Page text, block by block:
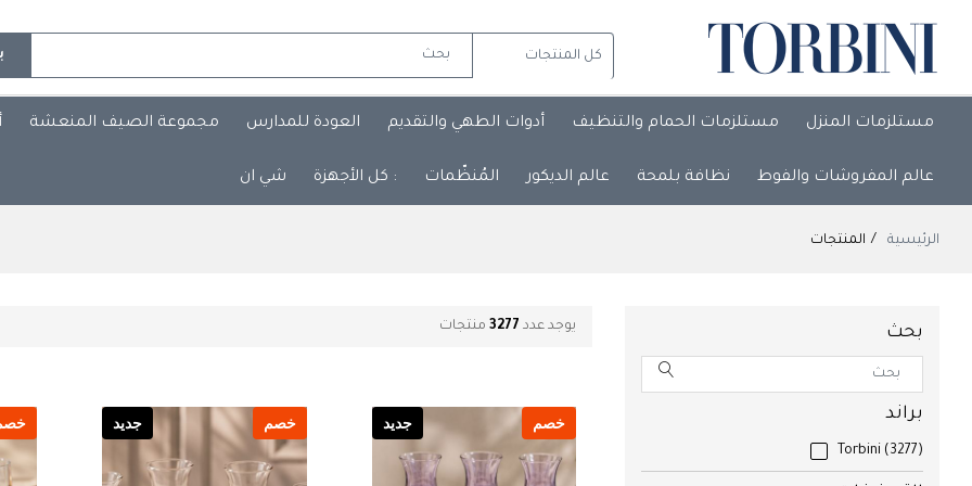
مستلزمات المنزل مستلزمات الحمام والتنظيف أدوات الطهي والتقديم العودة للمدارس مجموعة الصيف المنعشة
عالم المفروشات والفوط نظافة بلمحة عالم الديكور المُنظّمات : كل الأجهزة شي ان
الرئيسية المنتجات
بحث
براند
Torbini (3277)
يوجد عدد 3277 منتجات
خصم جديد خصم جديد